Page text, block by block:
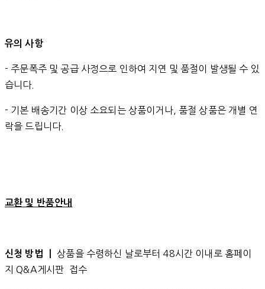
유의 사항
- 주문폭주 및 공급 사정으로 인하여 지연 및 품절이 발생될 수 있
습니다.
- 기본 배송기간 이상 소요되는 상품이거나, 품절 상품은 개별 연
락을 드립니다.
교환 및 반품안내
신청 방법 ㅣ상품을 수령하신 날로부터 48시간 이내로 홈페이
지 Q&A게시판 접수